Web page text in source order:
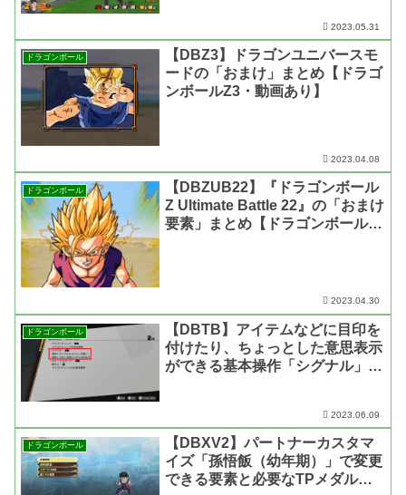
2023.05.31
ドラゴンボール
【DBZ3】ドラゴンユニバースモ
ードの「おまけ」まとめ【ドラゴ
ンボールZ3・動画あり】
2023.04.08
ドラゴンボール
【DBZUB22】『ドラゴンボール
Z Ultimate Battle 22』の「おまけ
要素」まとめ【ドラゴンボールZ
2023.04.30
ドラゴンボール
【DBTB】アイテムなどに目印を
付けたり、ちょっとした意思表示
ができる基本操作「シグナル」に
2023.06.09
ドラゴンボール
【DBXV2】パートナーカスタマ
イズ「孫悟飯（幼年期）」で変更
できる要素と必要なTPメダルの